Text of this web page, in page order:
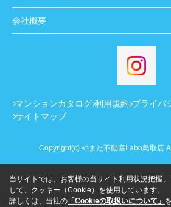
会社概要
マンションカタログ 利用規約 プライバ
サイトマップ
Copyright(c) やまた不動産Labo鳥取店
当サイトでは、お客様の当サイト利用状況把握
して、クッキー（Cookie）を使用しています。
詳しくは、当社の 「Cookieの取扱いについて」